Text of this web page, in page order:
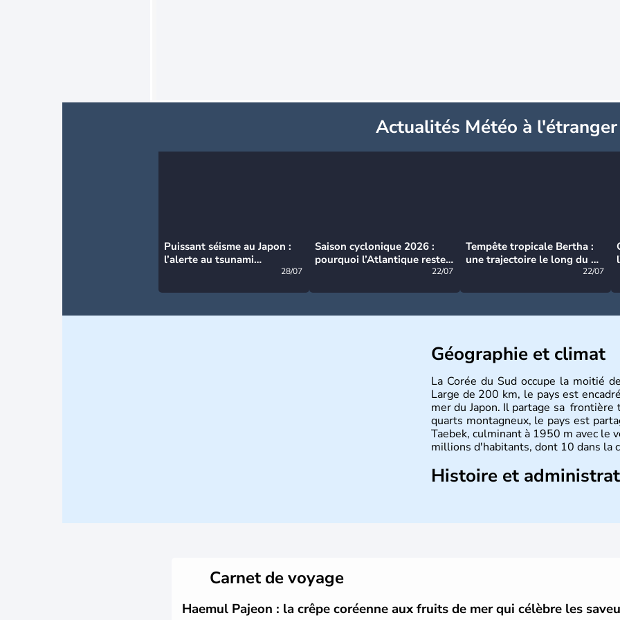
Actualités Météo à l'étranger
Puissant séisme au Japon :
l’alerte au tsunami
28/07
Saison cyclonique 2026 :
pourquoi l’Atlantique reste
22/07
Tempête tropicale Bertha :
une trajectoire le long du du
22/07
Géographie et climat
La Corée du Sud occupe la moitié
Large de 200 km, le pays est
mer du Japon. Il partage sa
quarts montagneux, le pays est
Taebek, culminant à 1950 m avec le
millions d'habitants, dont 10 dans la
Histoire et
Carnet de voyage
Haemul Pajeon : la crêpe coréenne aux fruits de mer qui célèbre les